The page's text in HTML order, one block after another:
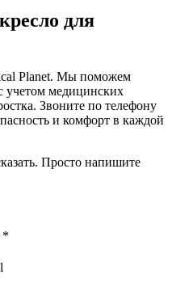
для
Planet. Мы поможем
учетом медицинских
Звоните по телефону
и комфорт в каждой
Просто напишите